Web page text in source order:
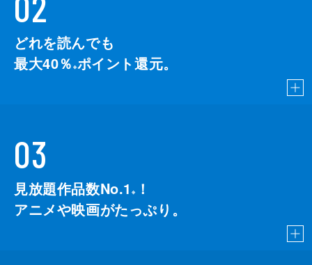
どれを読んでも
最大40％ ※ポイント還元。
03
見放題作品数No.1 ※
！
アニメや映画がたっぷり。